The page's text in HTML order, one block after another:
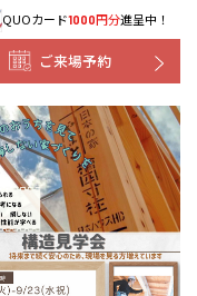
QUOカード1000円分進呈中！
ご来場予約